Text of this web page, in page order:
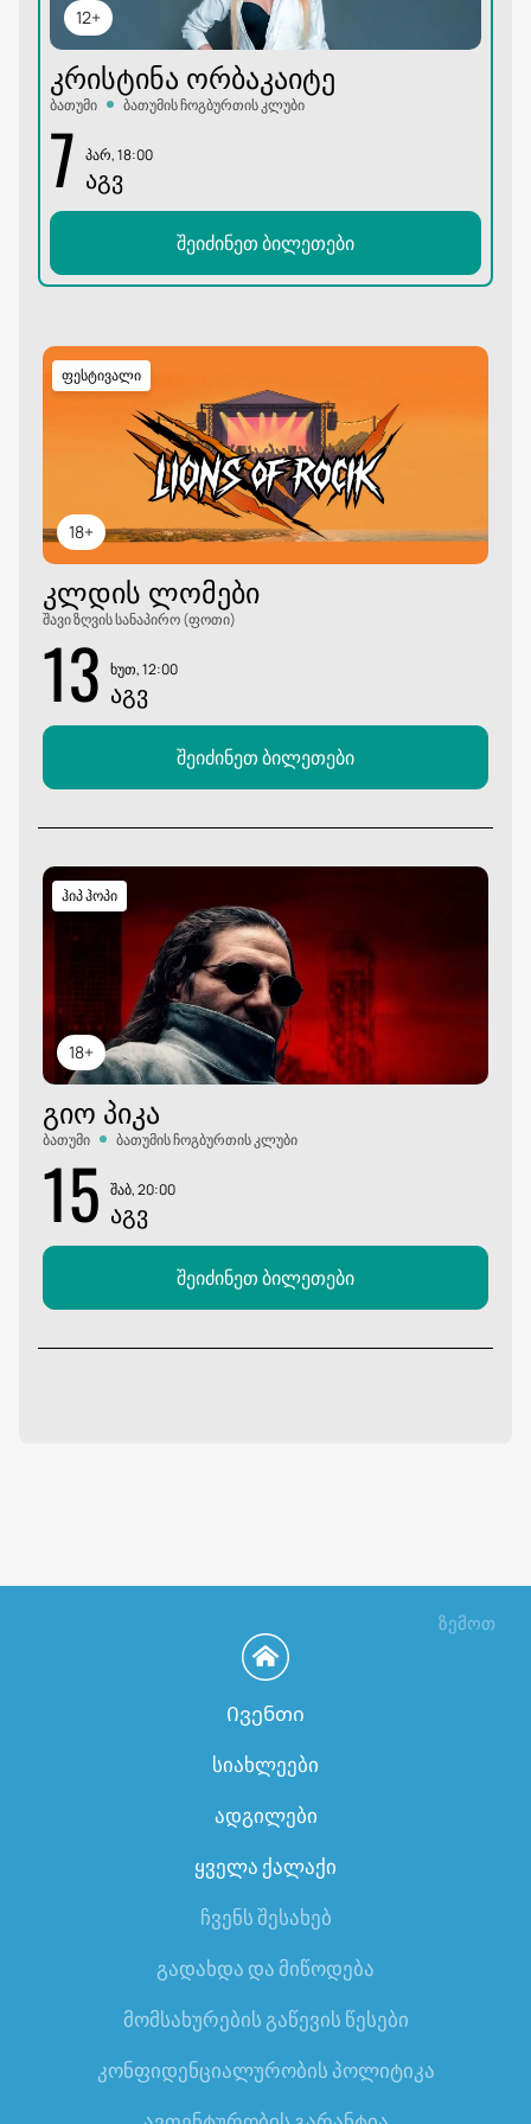
12+
ᲙᲠᲘᲡᲢᲘᲜᲐ ᲝᲠᲑᲐᲙᲐᲘᲢᲔ
ბათუმი ბათუმის ჩოგბურთის კლუბი
7 პარ, 18:00
ᲐᲒᲕ
შეიძინეთ ბილეთები
18+
ფესტივალი
ᲙᲚᲓᲘᲡ ᲚᲝᲛᲔᲑᲘ
შავი ზღვის სანაპირო (ფოთი)
13 ხუთ, 12:00
ᲐᲒᲕ
შეიძინეთ ბილეთები
18+
ჰიპ ჰოპი
ᲒᲘᲝ ᲞᲘᲙᲐ
ბათუმი ბათუმის ჩოგბურთის კლუბი
15 შაბ, 20:00
ᲐᲒᲕ
შეიძინეთ ბილეთები
ზემოთ
Ივენთი
სიახლეები
ადგილები
ყველა ქალაქი
ჩვენს შესახებ
გადახდა და მიწოდება
მომსახურების გაწევის წესები
კონფიდენციალურობის პოლიტიკა